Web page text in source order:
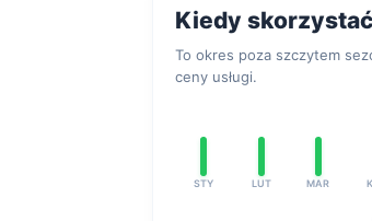
Kiedy
To okres poza szczytem
ceny usługi.
STY LUT MAR